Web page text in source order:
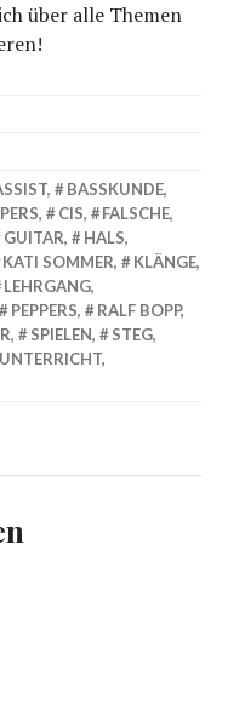
über alle Themen
, BASSKUNDE,
, CIS, FALSCHE,
GUITAR, HALS,
KATI SOMMER, KLÄNGE,
LEHRGANG,
PEPPERS, RALF BOPP,
, SPIELEN, STEG,
UNTERRICHT,